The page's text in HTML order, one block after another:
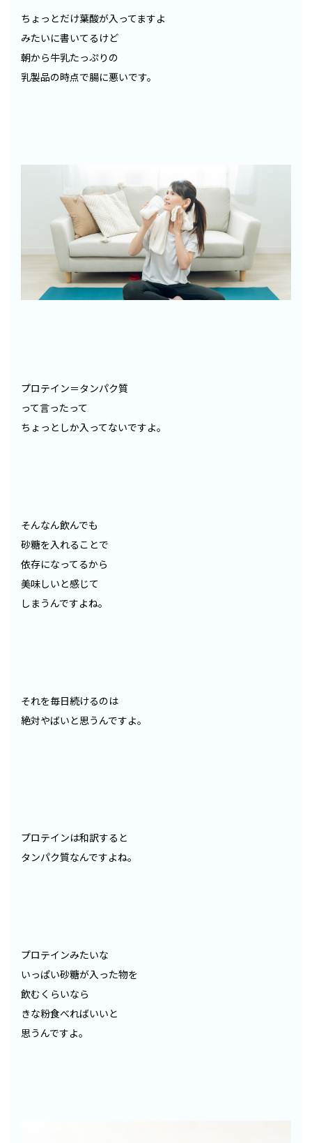
ちょっとだけ葉酸が入ってますよ
みたいに書いてるけど
朝から牛乳たっぷりの
乳製品の時点で腸に悪いです。
プロテイン＝タンパク質
って言ったって
ちょっとしか入ってないですよ。
そんなん飲んでも
砂糖を入れることで
依存になってるから
美味しいと感じて
しまうんですよね。
それを毎日続けるのは
絶対やばいと思うんですよ。
プロテインは和訳すると
タンパク質なんですよね。
プロテインみたいな
いっぱい砂糖が入った物を
飲むくらいなら
きな粉食べればいいと
思うんですよ。